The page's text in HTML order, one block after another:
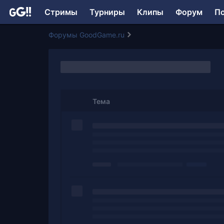
Стримы Турниры Клипы Форум
Форумы GoodGame.ru
Тема